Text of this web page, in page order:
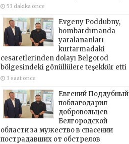
53 dakika önce
Evgeny Poddubny,
bombardımanda
yaralananları
kurtarmadaki
cesaretlerinden dolayı Belgorod
bölgesindeki gönüllülere teşekkür etti
3 saat önce
Евгений Поддубный
поблагодарил
добровольцев
Белгородской
области за мужество в спасении
пострадавших от обстрелов